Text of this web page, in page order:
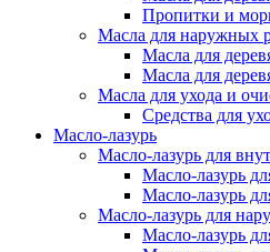
Пропитки и
Масла для наружных
Масла для
Масла для
Масла для ухода и
Средства для
Масло-лазурь
Масло-лазурь для
Масло-лазурь
Масло-лазурь
Масло-лазурь для
Масло-лазурь